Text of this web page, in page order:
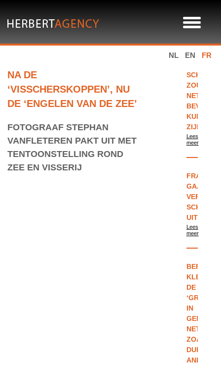
NL EN FR
NA DE
‘VISSCHERSKOPPEN’, NU
DE ‘ENGELEN VAN DE ZEE’
FOTOGRAAF STEPHAN
VANFLETEREN PAKT UIT MET
TENTOONSTELLING ROND
ZEE EN VISSERIJ
ZOUDEN
NET
KUNNEN
ZIJN
Lees
meer
GAAT
Lees
meer
BERNARD
KLEEDT
DE
IN
GENT,
NET
ZOALS
ANDERE